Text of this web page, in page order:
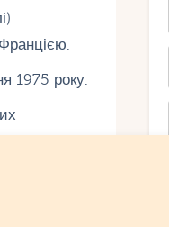
1975 року.
місяць